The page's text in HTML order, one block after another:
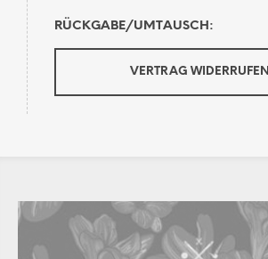
RÜCKGABE/UMTAUSCH:
VERTRAG WIDERRUFEN